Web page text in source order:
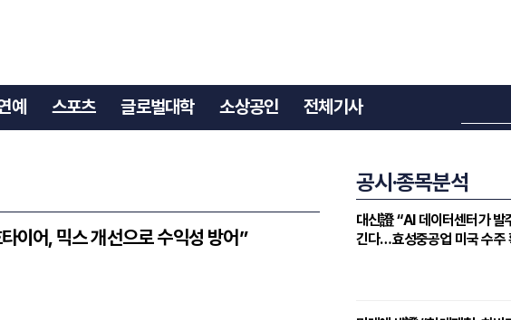
예 스포츠 글로벌대학 소상공인 전체기사
이어, 믹스 개선으로 수익성 방어”
공시·종목분석
대신證 “AI 데이터센터가 발
긴다…효성중공업 미국 수주